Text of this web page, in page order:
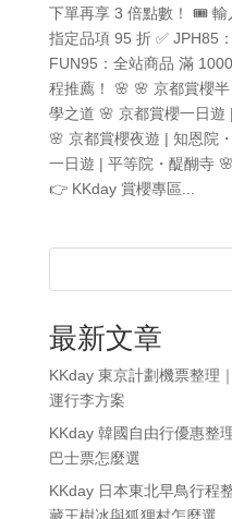
下單再享 3 倍點數！ 🎟 輸
指定品項 95 折 ✅ JPH85
FUN95：全站商品 滿
程推薦！ 🌸 🌸 京都賞櫻
學之道 🌸 京都賞櫻一日遊
🌸 京都賞櫻夜遊 | 知恩院
一日遊 | 平等院・醍醐寺
👉 KKday 賞櫻專區...
最新文章
KKday 東京計劃機票整理
運行李方案
KKday 韓國自由行優惠整
巴士票怎麼選
KKday 日本東北早鳥行程